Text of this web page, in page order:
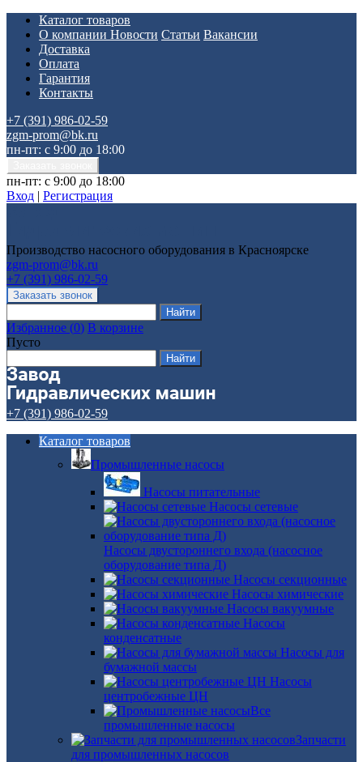
Каталог товаров
О компании Новости Статьи Вакансии
Доставка
Оплата
Гарантия
Контакты
+7 (391) 986-02-59
zgm-prom@bk.ru
пн-пт: с 9:00 до 18:00
пн-пт: с 9:00 до 18:00
Вход | Регистрация
Производство насосного оборудования в Красноярске
zgm-prom@bk.ru
+7 (391) 986-02-59
Избранное (0) В корзине
Пусто
+7 (391) 986-02-59
Каталог товаров
Промышленные насосы
Насосы питательные
Насосы сетевые
Насосы двустороннего входа (насосное
оборудование типа Д)
Насосы секционные
Насосы химические
Насосы вакуумные
Насосы
конденсатные
Насосы для
бумажной массы
Насосы
центробежные ЦН
Все
промышленные насосы
Запчасти
для промышленных насосов